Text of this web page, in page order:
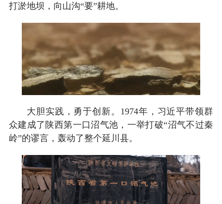
打淤地坝，向山沟“要”耕地。
大胆实践，勇于创新。1974年，习近平带领群
众建成了陕西第一口沼气池，一举打破“沼气不过秦
岭”的谬言，轰动了整个延川县。